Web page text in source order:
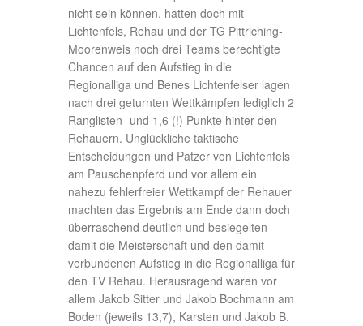
nicht sein können, hatten doch mit
Lichtenfels, Rehau und der TG Pittriching-
Moorenweis noch drei Teams berechtigte
Chancen auf den Aufstieg in die
Regionalliga und Benes Lichtenfelser lagen
nach drei geturnten Wettkämpfen lediglich 2
Ranglisten- und 1,6 (!) Punkte hinter den
Rehauern. Unglückliche taktische
Entscheidungen und Patzer von Lichtenfels
am Pauschenpferd und vor allem ein
nahezu fehlerfreier Wettkampf der Rehauer
machten das Ergebnis am Ende dann doch
überraschend deutlich und besiegelten
damit die Meisterschaft und den damit
verbundenen Aufstieg in die Regionalliga für
den TV Rehau. Herausragend waren vor
allem Jakob Sitter und Jakob Bochmann am
Boden (jeweils 13,7), Karsten und Jakob B.